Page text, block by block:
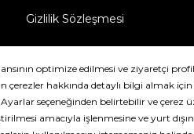
Gizlilik Sözleşmesi